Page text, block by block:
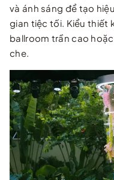
và ánh sáng để tạo
gian tiệc tối. Kiểu thiết
ballroom trần cao
che.